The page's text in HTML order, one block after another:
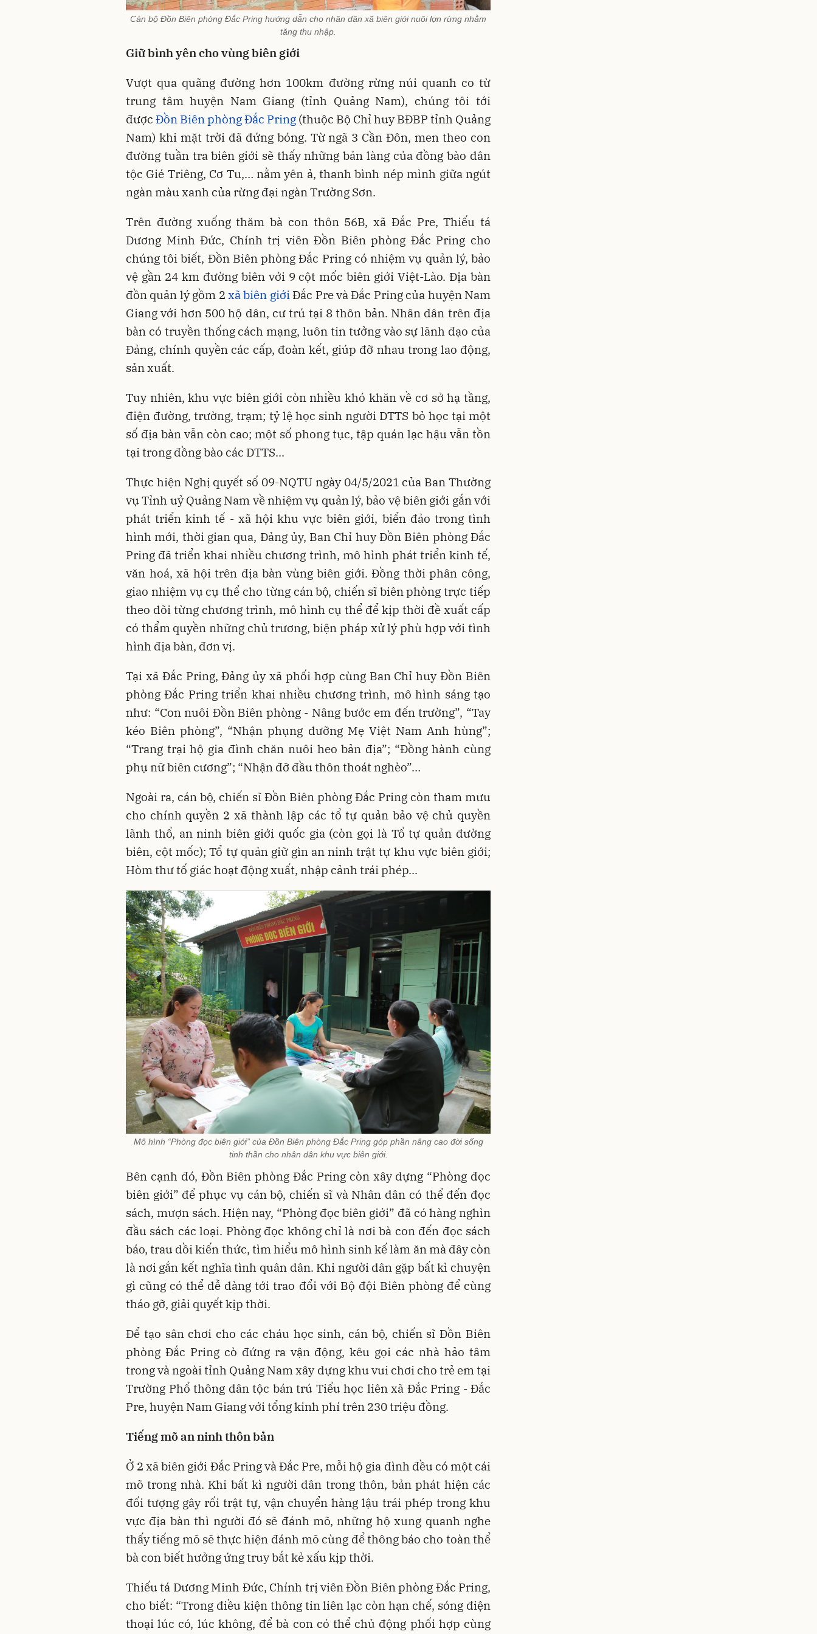
Cán bộ Đồn Biên phòng Đắc Pring hướng dẫn cho nhân dân xã biên giới nuôi lợn rừng nhằm
tăng thu nhập.
Giữ bình yên cho vùng biên giới
Vượt qua quãng đường hơn 100km đường rừng núi quanh co từ
trung tâm huyện Nam Giang (tỉnh Quảng Nam), chúng tôi tới
được Đồn Biên phòng Đắc Pring (thuộc Bộ Chỉ huy BĐBP tỉnh Quảng
Nam) khi mặt trời đã đứng bóng. Từ ngã 3 Cần Đôn, men theo con
đường tuần tra biên giới sẽ thấy những bản làng của đồng bào dân
tộc Gié Triêng, Cơ Tu,… nằm yên ả, thanh bình nép mình giữa ngút
ngàn màu xanh của rừng đại ngàn Trường Sơn.
Trên đường xuống thăm bà con thôn 56B, xã Đắc Pre, Thiếu tá
Dương Minh Đức, Chính trị viên Đồn Biên phòng Đắc Pring cho
chúng tôi biết, Đồn Biên phòng Đắc Pring có nhiệm vụ quản lý, bảo
vệ gần 24 km đường biên với 9 cột mốc biên giới Việt-Lào. Địa bàn
đồn quản lý gồm 2 xã biên giớiĐắc Pre và Đắc Pring của huyện Nam
Giang với hơn 500 hộ dân, cư trú tại 8 thôn bản. Nhân dân trên địa
bàn có truyền thống cách mạng, luôn tin tưởng vào sự lãnh đạo của
Đảng, chính quyền các cấp, đoàn kết, giúp đỡ nhau trong lao động,
sản xuất.
Tuy nhiên, khu vực biên giới còn nhiều khó khăn về cơ sở hạ tầng,
điện đường, trường, trạm; tỷ lệ học sinh người DTTS bỏ học tại một
số địa bàn vẫn còn cao; một số phong tục, tập quán lạc hậu vẫn tồn
tại trong đồng bào các DTTS...
Thực hiện Nghị quyết số 09-NQTU ngày 04/5/2021 của Ban Thường
vụ Tỉnh uỷ Quảng Nam về nhiệm vụ quản lý, bảo vệ biên giới gắn với
phát triển kinh tế - xã hội khu vực biên giới, biển đảo trong tình
hình mới, thời gian qua, Đảng ủy, Ban Chỉ huy Đồn Biên phòng Đắc
Pring đã triển khai nhiều chương trình, mô hình phát triển kinh tế,
văn hoá, xã hội trên địa bàn vùng biên giới. Đồng thời phân công,
giao nhiệm vụ cụ thể cho từng cán bộ, chiến sĩ biên phòng trực tiếp
theo dõi từng chương trình, mô hình cụ thể để kịp thời đề xuất cấp
có thẩm quyền những chủ trương, biện pháp xử lý phù hợp với tình
hình địa bàn, đơn vị.
Tại xã Đắc Pring, Đảng ủy xã phối hợp cùng Ban Chỉ huy Đồn Biên
phòng Đắc Pring triển khai nhiều chương trình, mô hình sáng tạo
như: “Con nuôi Đồn Biên phòng - Nâng bước em đến trường”, “Tay
kéo Biên phòng”, “Nhận phụng dưỡng Mẹ Việt Nam Anh hùng”;
“Trang trại hộ gia đình chăn nuôi heo bản địa”; “Đồng hành cùng
phụ nữ biên cương”; “Nhận đỡ đầu thôn thoát nghèo”…
Ngoài ra, cán bộ, chiến sĩ Đồn Biên phòng Đắc Pring còn tham mưu
cho chính quyền 2 xã thành lập các tổ tự quản bảo vệ chủ quyền
lãnh thổ, an ninh biên giới quốc gia (còn gọi là Tổ tự quản đường
biên, cột mốc); Tổ tự quản giữ gìn an ninh trật tự khu vực biên giới;
Hòm thư tố giác hoạt động xuất, nhập cảnh trái phép...
Mô hình “Phòng đọc biên giới” của Đồn Biên phòng Đắc Pring góp phần nâng cao đời sống
tinh thần cho nhân dân khu vực biên giới.
Bên cạnh đó, Đồn Biên phòng Đắc Pring còn xây dựng “Phòng đọc
biên giới” để phục vụ cán bộ, chiến sĩ và Nhân dân có thể đến đọc
sách, mượn sách. Hiện nay, “Phòng đọc biên giới” đã có hàng nghìn
đầu sách các loại. Phòng đọc không chỉ là nơi bà con đến đọc sách
báo, trau dồi kiến thức, tìm hiểu mô hình sinh kế làm ăn mà đây còn
là nơi gắn kết nghĩa tình quân dân. Khi người dân gặp bất kì chuyện
gì cũng có thể dễ dàng tới trao đổi với Bộ đội Biên phòng để cùng
tháo gỡ, giải quyết kịp thời.
Để tạo sân chơi cho các cháu học sinh, cán bộ, chiến sĩ Đồn Biên
phòng Đắc Pring cò đứng ra vận động, kêu gọi các nhà hảo tâm
trong và ngoài tỉnh Quảng Nam xây dựng khu vui chơi cho trẻ em tại
Trường Phổ thông dân tộc bán trú Tiểu học liên xã Đắc Pring - Đắc
Pre, huyện Nam Giang với tổng kinh phí trên 230 triệu đồng.
Tiếng mõ an ninh thôn bản
Ở 2 xã biên giới Đắc Pring và Đắc Pre, mỗi hộ gia đình đều có một cái
mõ trong nhà. Khi bất kì người dân trong thôn, bản phát hiện các
đối tượng gây rối trật tự, vận chuyển hàng lậu trái phép trong khu
vực địa bàn thì người đó sẽ đánh mõ, những hộ xung quanh nghe
thấy tiếng mõ sẽ thực hiện đánh mõ cùng để thông báo cho toàn thể
bà con biết hưởng ứng truy bắt kẻ xấu kịp thời.
Thiếu tá Dương Minh Đức, Chính trị viên Đồn Biên phòng Đắc Pring,
cho biết: “Trong điều kiện thông tin liên lạc còn hạn chế, sóng điện
thoại lúc có, lúc không, để bà con có thể chủ động phối hợp cùng